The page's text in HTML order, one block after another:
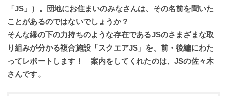
「JS」）。団地にお住まいのみなさんは、その名前を聞いた
ことがあるのではないでしょうか？
そんな縁の下の力持ちのような存在であるJSのさまざまな取
り組みが分かる複合施設「スクエアJS」を、前・後編にわた
ってレポートします！ 案内をしてくれたのは、JSの佐々木
さんです。